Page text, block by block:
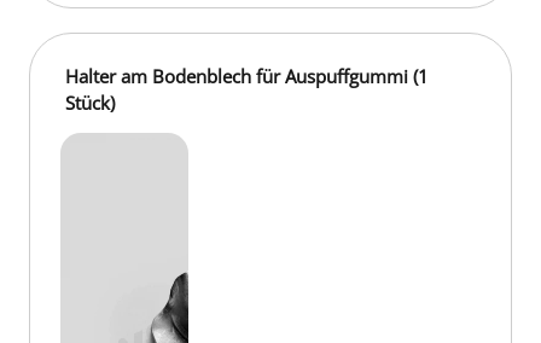
Halter am Bodenblech für Auspuffgummi (1
Stück)